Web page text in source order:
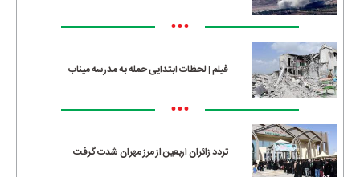
•••
فیلم | لحظات ابتدایی حمله به مدرسه میناب
•••
تردد زائران اربعین از مرز مهران شدت گرفت